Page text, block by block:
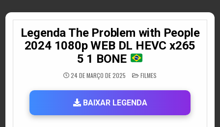
Legenda The Problem with People
2024 1080p WEB DL HEVC x265
5 1 BONE
24 DE MARÇO DE 2025 POSTED
IN
FILMES
BAIXAR LEGENDA